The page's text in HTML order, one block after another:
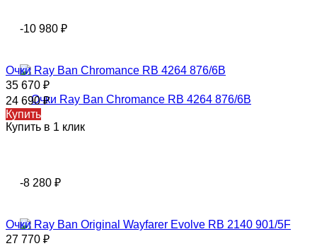
-10 980 ₽
Очки Ray Ban Chromance RB 4264 876/6B
35 670 ₽
24 690₽
Купить
Купить в 1 клик
-8 280 ₽
Очки Ray Ban Original Wayfarer Evolve RB 2140 901/5F
27 770 ₽